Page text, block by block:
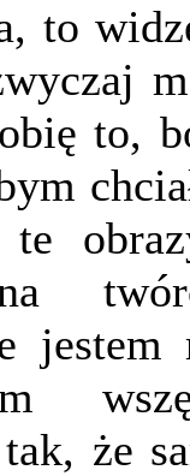
to
to,
te
jestem
że